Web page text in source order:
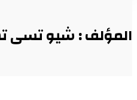
المؤلف : شيو تسى